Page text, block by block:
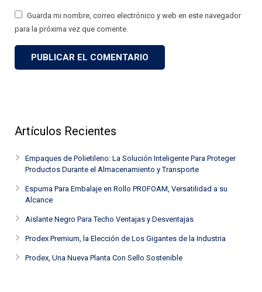
Guarda mi nombre, correo electrónico y web en este navegador
para la próxima vez que comente.
Artículos Recientes
Empaques de Polietileno: La Solución Inteligente Para Proteger
Productos Durante el Almacenamiento y Transporte
Espuma Para Embalaje en Rollo PROFOAM, Versatilidad a su
Alcance
Aislante Negro Para Techo Ventajas y Desventajas
Prodex Premium, la Elección de Los Gigantes de la Industria
Prodex, Una Nueva Planta Con Sello Sostenible